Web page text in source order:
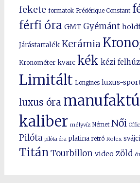
fekete formatok Frédérique Constant
férfi óra GMT Gyémánt
Járástartalék Kerámia
Kronométer kvarc kék kézi
Limitált Longines luxus-
luxus óra
kaliber mélyvíz Német Női
Pilóta pilóta óra platina retró Rolex
Titán Tourbillon video zöld